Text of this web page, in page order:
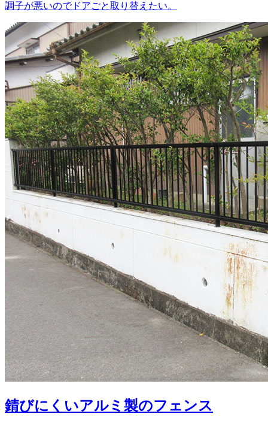
調子が悪いのでドアごと取り替えたい。
錆びにくいアルミ製のフェンス